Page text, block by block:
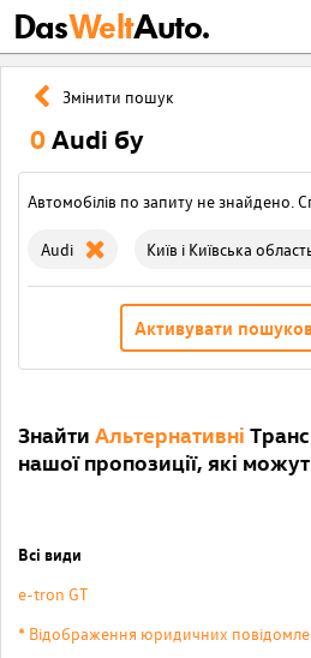
DasWeltAuto.
Змінити пошук
0Audi бу
Автомобілів по запиту не знайдено.
Audi Київ і Київська
Активувати
Знайти Альтернативні
нашої пропозиції, які
Всі види
e-tron GT
* Відображення юридичних